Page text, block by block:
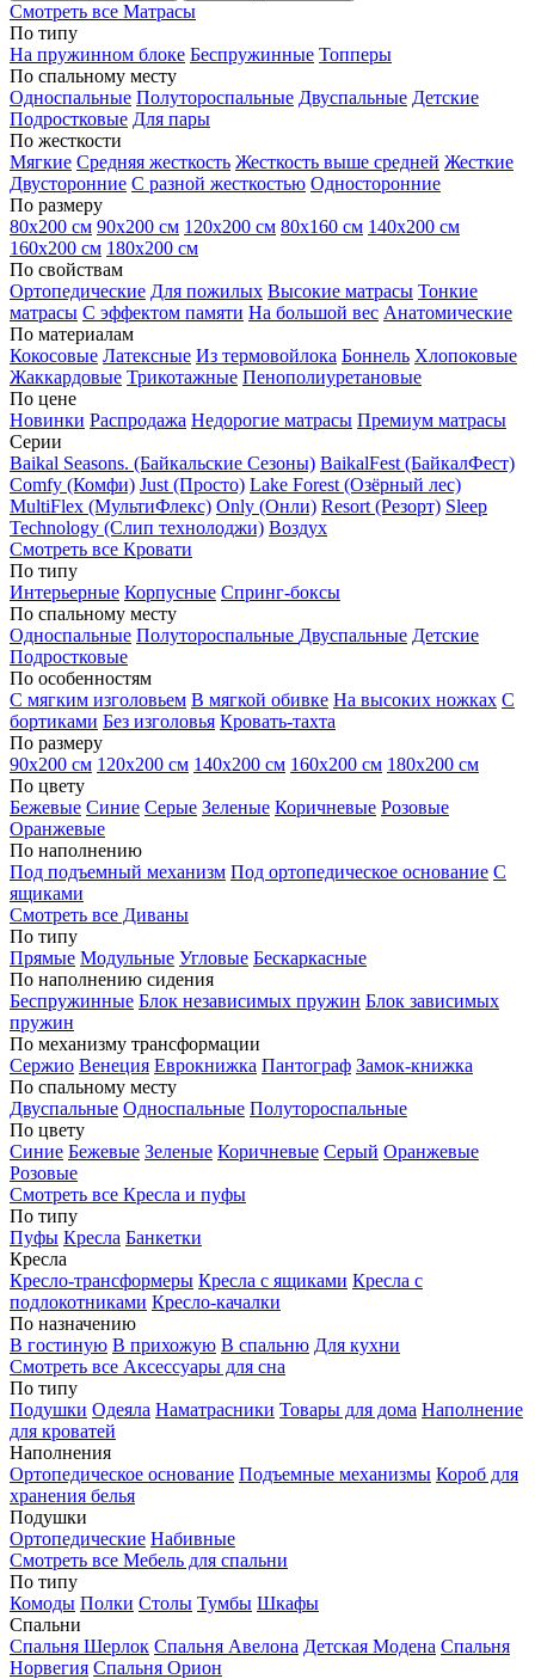
Смотреть все Матрасы
По типу
На пружинном блоке Беспружинные Топперы
По спальному месту
Односпальные Полутороспальные Двуспальные Детские
Подростковые Для пары
По жесткости
Мягкие Средняя жесткость Жесткость выше средней Жесткие
Двусторонние С разной жесткостью Односторонние
По размеру
80х200 см 90х200 см 120х200 см 80х160 см 140х200 см
160х200 см 180х200 см
По свойствам
Ортопедические Для пожилых Высокие матрасы Тонкие
матрасы С эффектом памяти На большой вес Анатомические
По материалам
Кокосовые Латексные Из термовойлока Боннель Хлопоковые
Жаккардовые Трикотажные Пенополиуретановые
По цене
Новинки Распродажа Недорогие матрасы Премиум матрасы
Серии
Baikal Seasons. (Байкальские Сезоны) BaikalFest (БайкалФест)
Comfy (Комфи) Just (Просто) Lake Forest (Озёрный лес)
MultiFlex (МультиФлекс) Only (Онли) Resort (Резорт) Sleep
Technology (Слип технолоджи) Воздух
Смотреть все Кровати
По типу
Интерьерные Корпусные Спринг-боксы
По спальному месту
Односпальные Полутороспальные Двуспальные Детские
Подростковые
По особенностям
С мягким изголовьем В мягкой обивке На высоких ножках С
бортиками Без изголовья Кровать-тахта
По размеру
90х200 см 120х200 см 140х200 см 160х200 см 180х200 см
По цвету
Бежевые Синие Серые Зеленые Коричневые Розовые
Оранжевые
По наполнению
Под подъемный механизм Под ортопедическое основание С
ящиками
Смотреть все Диваны
По типу
Прямые Модульные Угловые Бескаркасные
По наполнению сидения
Беспружинные Блок независимых пружин Блок зависимых
пружин
По механизму трансформации
Сержио Венеция Еврокнижка Пантограф Замок-книжка
По спальному месту
Двуспальные Односпальные Полутороспальные
По цвету
Синие Бежевые Зеленые Коричневые Серый Оранжевые
Розовые
Смотреть все Кресла и пуфы
По типу
Пуфы Кресла Банкетки
Кресла
Кресло-трансформеры Кресла с ящиками Кресла с
подлокотниками Кресло-качалки
По назначению
В гостиную В прихожую В спальню Для кухни
Смотреть все Аксессуары для сна
По типу
Подушки Одеяла Наматрасники Товары для дома Наполнение
для кроватей
Наполнения
Ортопедическое основание Подъемные механизмы Короб для
хранения белья
Подушки
Ортопедические Набивные
Смотреть все Мебель для спальни
По типу
Комоды Полки Столы Тумбы Шкафы
Спальни
Спальня Шерлок Спальня Авелона Детская Модена Спальня
Норвегия Спальня Орион